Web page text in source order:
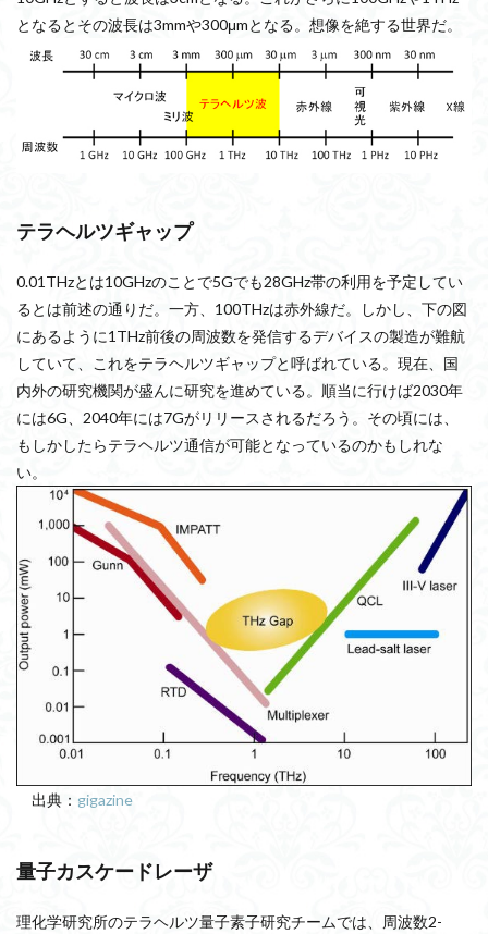
となるとその波長は3mmや300μmとなる。想像を絶する世界だ。
テラヘルツギャップ
0.01THzとは10GHzのことで5Gでも28GHz帯の利用を予定してい
るとは前述の通りだ。一方、100THzは赤外線だ。しかし、下の図
にあるように1THz前後の周波数を発信するデバイスの製造が難航
していて、これをテラヘルツギャップと呼ばれている。現在、国
内外の研究機関が盛んに研究を進めている。順当に行けば2030年
には6G、2040年には7Gがリリースされるだろう。その頃には、
もしかしたらテラヘルツ通信が可能となっているのかもしれな
い。
出典： gigazine
量子カスケードレーザ
理化学研究所のテラヘルツ量子素子研究チームでは、周波数2-